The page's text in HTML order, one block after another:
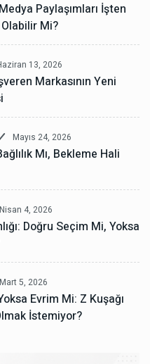
Paylaşımları İşten
Olabilir Mi?
13, 2026
Markasının Yeni
Mayıs 24, 2026
Mı, Bekleme Hali
Nisan 4, 2026
Doğru Seçim Mi, Yoksa
Mart 5, 2026
Evrim Mi: Z Kuşağı
İstemiyor?